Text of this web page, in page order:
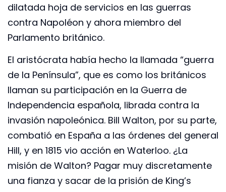
dilatada hoja de servicios en las guerras
contra Napoléon y ahora miembro del
Parlamento británico.
El aristócrata había hecho la llamada “guerra
de la Península”, que es como los británicos
llaman su participación en la Guerra de
Independencia española, librada contra la
invasión napoleónica. Bill Walton, por su parte,
combatió en España a las órdenes del general
Hill, y en 1815 vio acción en Waterloo. ¿La
misión de Walton? Pagar muy discretamente
una fianza y sacar de la prisión de King’s